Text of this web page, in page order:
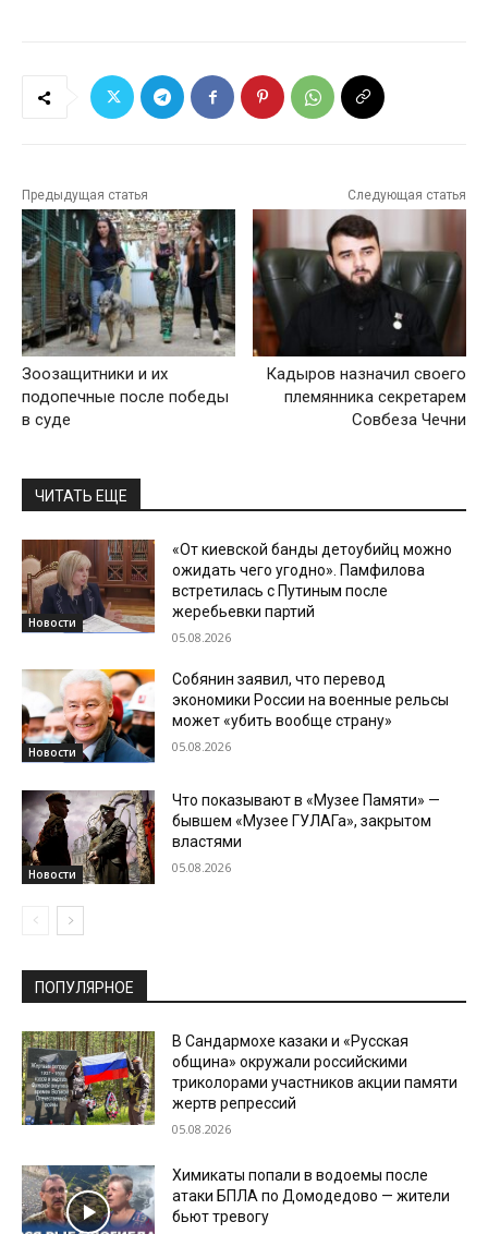
Предыдущая статья
Зоозащитники и их
подопечные после победы
в суде
Следующая статья
Кадыров назначил своего
племянника секретарем
Совбеза Чечни
ЧИТАТЬ ЕЩЕ
Новости
«От киевской банды детоубийц можно
ожидать чего угодно». Памфилова
встретилась с Путиным после
жеребьевки партий
05.08.2026
Новости
Собянин заявил, что перевод
экономики России на военные рельсы
может «убить вообще страну»
05.08.2026
Новости
Что показывают в «Музее Памяти» —
бывшем «Музее ГУЛАГа», закрытом
властями
05.08.2026
ПОПУЛЯРНОЕ
В Сандармохе казаки и «Русская
община» окружали российскими
триколорами участников акции памяти
жертв репрессий
05.08.2026
Химикаты попали в водоемы после
атаки БПЛА по Домодедово — жители
бьют тревогу